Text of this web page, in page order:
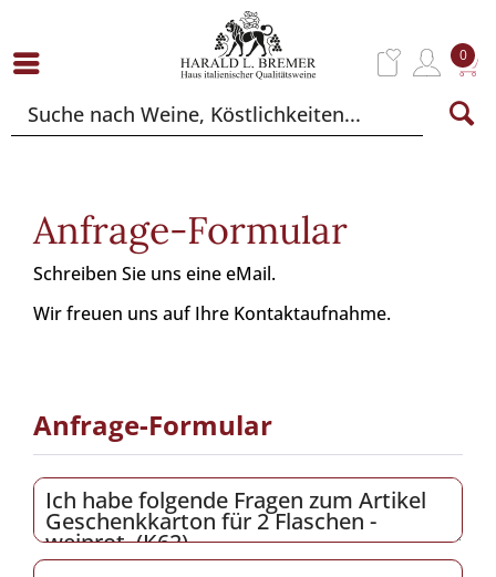
0
Anfrage-Formular
Schreiben Sie uns eine eMail.
Wir freuen uns auf Ihre Kontaktaufnahme.
Anfrage-Formular